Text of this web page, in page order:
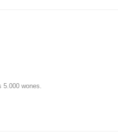
5.000 wones.